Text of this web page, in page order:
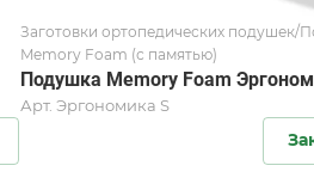
Заготовки ортопедических подушек/
Memory Foam (с памятью)
Подушка Memory Foam
Арт.Эргономика S